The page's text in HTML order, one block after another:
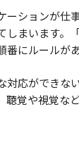
ーションが仕
しまいます。
番にルールが
対応ができな
聴覚や視覚な